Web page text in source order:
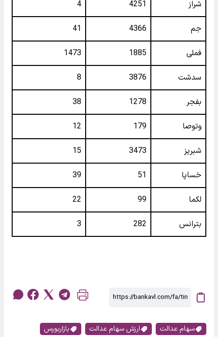
شراز 4251
4
جم 4366
41
فملی 1885
1473
سدشت 3876
8
بفجر 1278
38
وتوصا 179
12
شبریز 3473
15
خساپا 51
39
لکما 99
22
بترانس 282
3
سهام عدالت ارزش سهام عدالت بازاربورس